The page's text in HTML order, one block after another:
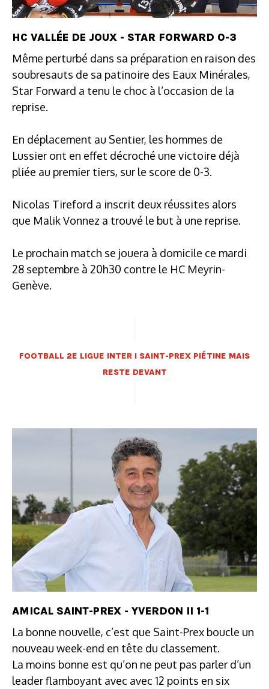
HC VALLÉE DE JOUX - STAR FORWARD 0-3
Même perturbé dans sa préparation en raison des
soubresauts de sa patinoire des Eaux Minérales,
Star Forward a tenu le choc à l’occasion de la
reprise.
En déplacement au Sentier, les hommes de
Lussier ont en effet décroché une victoire déjà
pliée au premier tiers, sur le score de 0-3.
Nicolas Tireford a inscrit deux réussites alors
que Malik Vonnez a trouvé le but à une reprise.
Le prochain match se jouera à domicile ce mardi
28 septembre à 20h30 contre le HC Meyrin-
Genève.
FOOTBALL 2E LIGUE INTER I SAINT-PREX PIÉTINE MAIS
RESTE DEVANT
AMICAL SAINT-PREX - YVERDON II 1-1
La bonne nouvelle, c’est que Saint-Prex boucle un
nouveau week-end en tête du classement.
La moins bonne est qu’on ne peut pas parler d’un
leader flamboyant avec avec 12 points en six